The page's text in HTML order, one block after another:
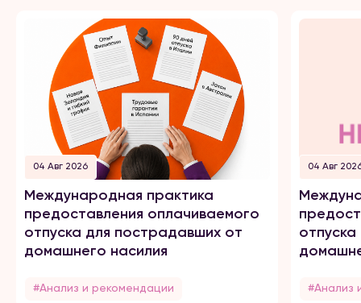
04 Авг 2026
Международная практика
предоставления оплачиваемого
отпуска для пострадавших от
домашнего насилия
#Анализ и рекомендации
04 Авг
#Анализ